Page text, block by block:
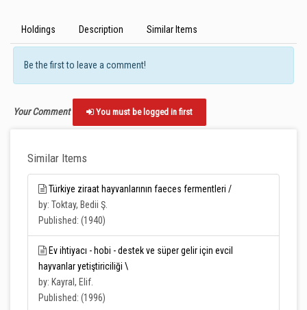
Holdings Description Similar Items
Be the first to leave a comment!
Your Comment You must be logged in first
Similar Items
Türkiye ziraat hayvanlarının faeces fermentleri /
by: Toktay, Bedii Ş.
Published: (1940)
Ev ihtiyacı - hobi - destek ve süper gelir için evcil
hayvanlar yetiştiriciliği \
by: Kayral, Elif.
Published: (1996)